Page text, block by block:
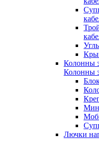
Колонны
Колонны
Лючки